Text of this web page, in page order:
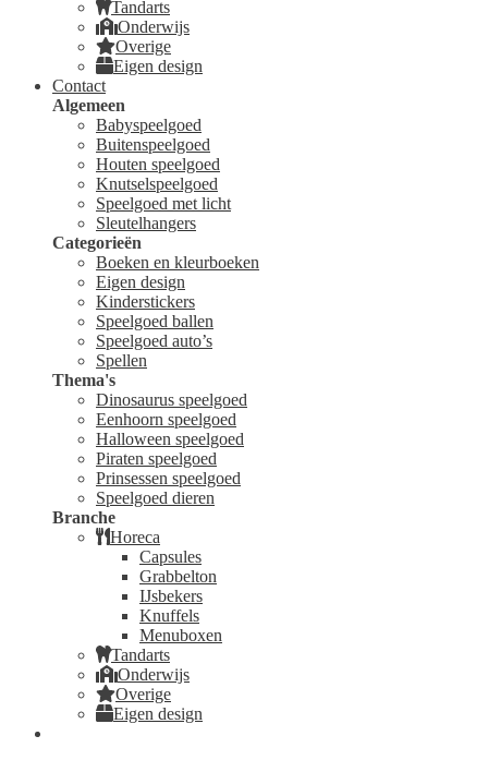
Tandarts
Onderwijs
Overige
Eigen design
Contact
Algemeen
Babyspeelgoed
Buitenspeelgoed
Houten speelgoed
Knutselspeelgoed
Speelgoed met licht
Sleutelhangers
Categorieën
Boeken en kleurboeken
Eigen design
Kinderstickers
Speelgoed ballen
Speelgoed auto’s
Spellen
Thema's
Dinosaurus speelgoed
Eenhoorn speelgoed
Halloween speelgoed
Piraten speelgoed
Prinsessen speelgoed
Speelgoed dieren
Branche
Horeca
Capsules
Grabbelton
IJsbekers
Knuffels
Menuboxen
Tandarts
Onderwijs
Overige
Eigen design